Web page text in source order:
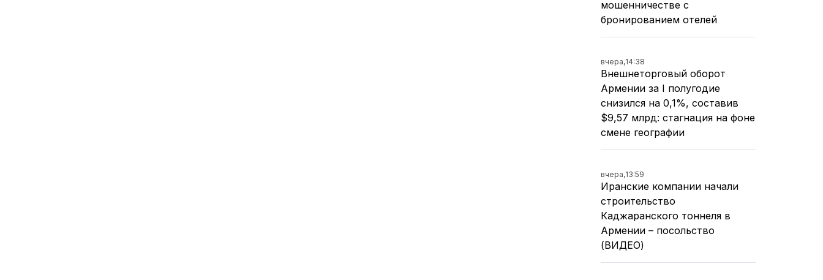
мошенничестве с
бронированием отелей
вчера,14:38
Внешнеторговый оборот
Армении за I полугодие
снизился на 0,1%, составив
$9,57 млрд: стагнация на фоне
смене географии
вчера,13:59
Иранские компании начали
строительство
Каджаранского тоннеля в
Армении – посольство
(ВИДЕО)